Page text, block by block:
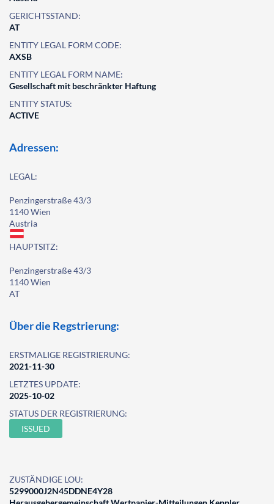
GERICHTSSTAND:
AT
ENTITY LEGAL FORM CODE:
AXSB
ENTITY LEGAL FORM NAME:
Gesellschaft mit beschränkter Haftung
ENTITY STATUS:
ACTIVE
Adressen:
LEGAL:
Penzingerstraße 43/3
1140 Wien
Austria
HAUPTSITZ:
Penzingerstraße 43/3
1140 Wien
AT
Über die Regstrierung:
ERSTMALIGE REGISTRIERUNG:
2021-11-30
LETZTES UPDATE:
2025-10-02
STATUS DER REGISTRIERUNG:
ISSUED
ZUSTÄNDIGE LOU:
5299000J2N45DDNE4Y28